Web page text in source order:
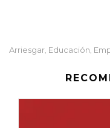
Arriesgar, Educación,